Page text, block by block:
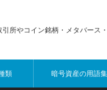
引所やコイン銘柄・メタバー
類 暗号資産の用語集